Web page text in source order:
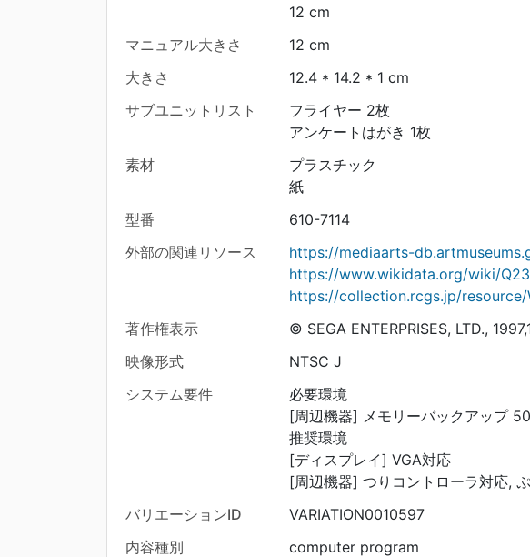
12 cm
マニュアル大きさ
12 cm
大きさ
12.4 * 14.2 * 1 cm
サブユニットリスト
フライヤー 2枚
アンケートはがき 1枚
素材
プラスチック
紙
型番
610-7114
外部の関連リソース
https://mediaarts-
https://www.wikidata.org/wiki/
https://collection.rcgs.jp/resource/
著作権表示
© SEGA ENTERPRISES, LTD.,
映像形式
NTSC J
システム要件
必要環境
[周辺機器] メモリーバックアップ
推奨環境
[ディスプレイ] VGA対応
[周辺機器] つりコントローラ対応,
バリエーションID
VARIATION0010597
内容種別
computer program